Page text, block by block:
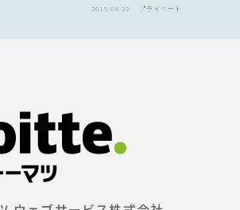
2015.04.22 プライベート